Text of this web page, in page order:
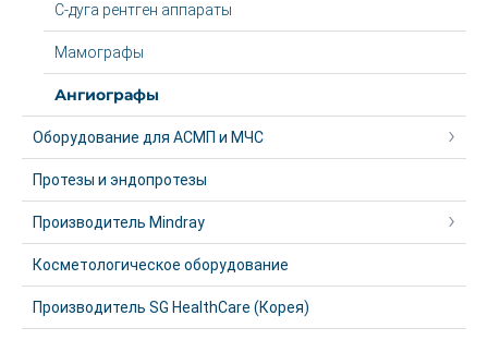
С-дуга рентген аппараты
Мамографы
Ангиографы
Оборудование для АСМП и МЧС
Протезы и эндопротезы
Производитель Mindray
Косметологическое оборудование
Производитель SG HealthCare (Корея)